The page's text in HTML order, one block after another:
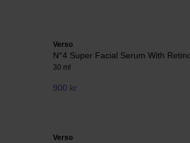
Verso
N°4 Super Facial Serum With
30 ml
900 kr
Verso